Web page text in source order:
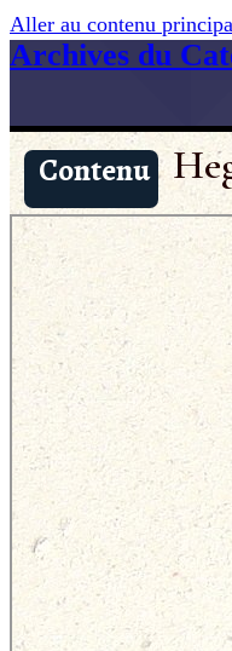
Aller au contenu
Archives du
Contenu